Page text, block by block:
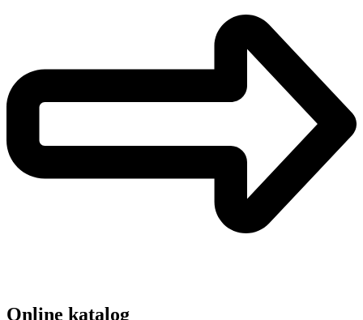
Online katalog